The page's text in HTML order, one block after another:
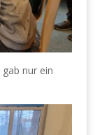
nur ein